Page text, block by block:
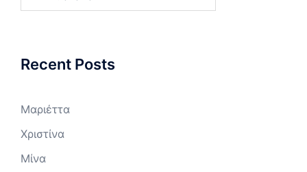
Recent Posts
Μαριέττα
Χριστίνα
Μίνα